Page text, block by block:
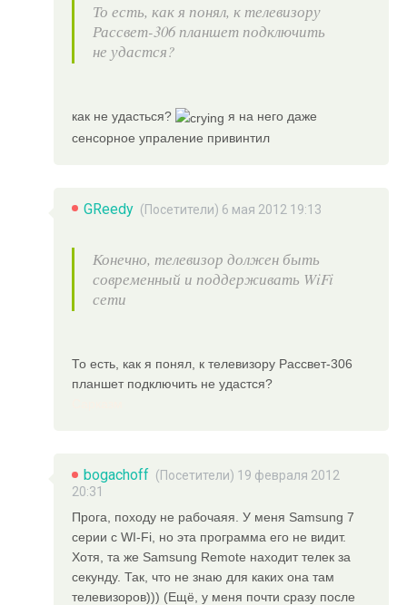
То есть, как я понял, к телевизору
Рассвет-306 планшет подключить
не удастся?
как не удасться?
я на него даже
сенсорное упраление привинтил
GReedy (Посетители) 6 мая 2012 19:13
Конечно, телевизор должен быть
современный и поддерживать WiFi
сети
То есть, как я понял, к телевизору Рассвет-306
планшет подключить не удастся?
bogachoff (Посетители) 19 февраля 2012
20:31
Прога, походу не рабочаяя. У меня Samsung 7
серии с WI-Fi, но эта программа его не видит.
Хотя, та же Samsung Remote находит телек за
секунду. Так, что не знаю для каких она там
телевизоров))) (Ещё, у меня почти сразу после